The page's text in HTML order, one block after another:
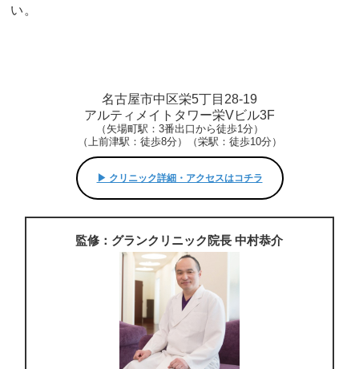
い。
名古屋市中区栄5丁目28-19
アルティメイトタワー栄Vビル3F
（矢場町駅：3番出口から徒歩1分）
（上前津駅：徒歩8分）（栄駅：徒歩10分）
▶︎ クリニック詳細・アクセスはコチラ
監修：グランクリニック院長 中村恭介